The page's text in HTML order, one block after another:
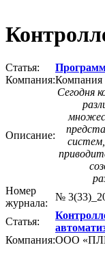
Статья:
Компания:
Описание:
Сегодня
Номер
журнала:
№
Статья:
Компания:ООО